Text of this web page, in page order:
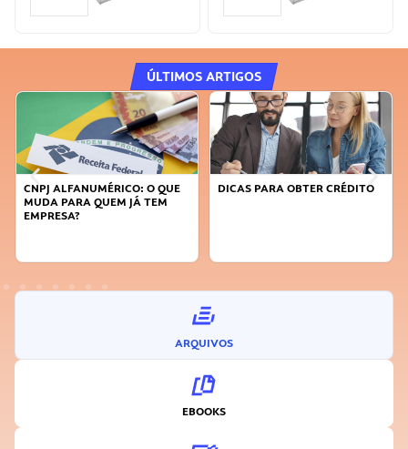
ÚLTIMOS ARTIGOS
CNPJ ALFANUMÉRICO: O QUE
MUDA PARA QUEM JÁ TEM
EMPRESA?
DICAS PARA OBTER CRÉDITO
ARQUIVOS
EBOOKS